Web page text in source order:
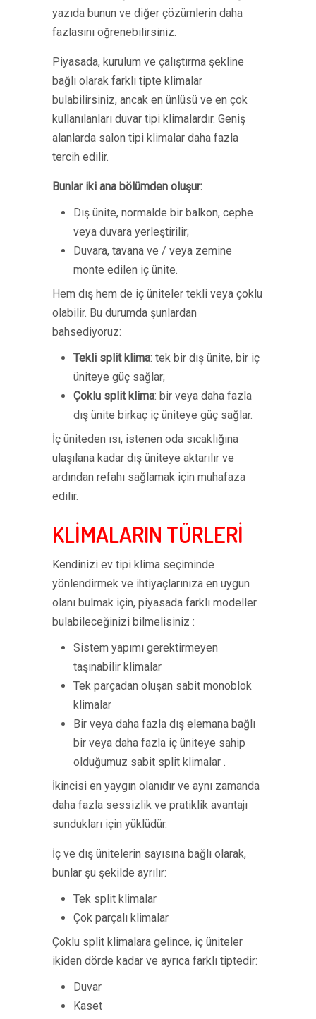
yazıda bunun ve diğer çözümlerin daha
fazlasını öğrenebilirsiniz.
Piyasada, kurulum ve çalıştırma şekline
bağlı olarak farklı tipte klimalar
bulabilirsiniz, ancak en ünlüsü ve en çok
kullanılanları duvar tipi klimalardır. Geniş
alanlarda salon tipi klimalar daha fazla
tercih edilir.
Bunlar iki ana bölümden oluşur:
Dış ünite, normalde bir balkon, cephe
veya duvara yerleştirilir;
Duvara, tavana ve / veya zemine
monte edilen iç ünite.
Hem dış hem de iç üniteler tekli veya çoklu
olabilir. Bu durumda şunlardan
bahsediyoruz:
Tekli split klima: tek bir dış ünite, bir iç
üniteye güç sağlar;
Çoklu split klima: bir veya daha fazla
dış ünite birkaç iç üniteye güç sağlar.
İç üniteden ısı, istenen oda sıcaklığına
ulaşılana kadar dış üniteye aktarılır ve
ardından refahı sağlamak için muhafaza
edilir.
KLİMALARIN TÜRLERİ
Kendinizi ev tipi klima seçiminde
yönlendirmek ve ihtiyaçlarınıza en uygun
olanı bulmak için, piyasada farklı modeller
bulabileceğinizi bilmelisiniz :
Sistem yapımı gerektirmeyen
taşınabilir klimalar
Tek parçadan oluşan sabit monoblok
klimalar
Bir veya daha fazla dış elemana bağlı
bir veya daha fazla iç üniteye sahip
olduğumuz sabit split klimalar .
İkincisi en yaygın olanıdır ve aynı zamanda
daha fazla sessizlik ve pratiklik avantajı
sundukları için yüklüdür.
İç ve dış ünitelerin sayısına bağlı olarak,
bunlar şu şekilde ayrılır:
Tek split klimalar
Çok parçalı klimalar
Çoklu split klimalara gelince, iç üniteler
ikiden dörde kadar ve ayrıca farklı tiptedir:
Duvar
Kaset